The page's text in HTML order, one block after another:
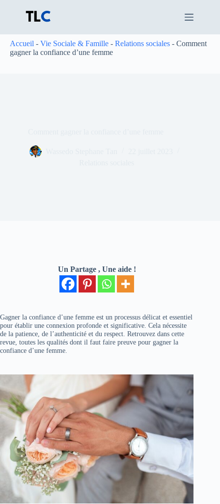
Accueil - Vie Sociale & Famille - Relations sociales - Comment
gagner la confiance d’une femme
Un Partage , Une aide !
Gagner la confiance d’une femme est un processus délicat et essentiel
pour établir une connexion profonde et significative. Cela nécessite
de la patience, de l’authenticité et du respect. Retrouvez dans cette
revue, toutes les qualités dont il faut faire preuve pour gagner la
confiance d’une femme.